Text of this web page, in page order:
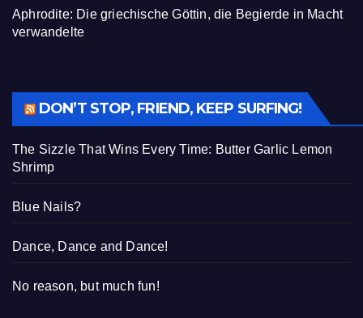
Aphrodite: Die griechische Göttin, die Begierde in Macht
verwandelte
DON’T STOP, FRIEND, KEEP SURFING!
The Sizzle That Wins Every Time: Butter Garlic Lemon
Shrimp
Blue Nails?
Dance, Dance and Dance!
No reason, but much fun!